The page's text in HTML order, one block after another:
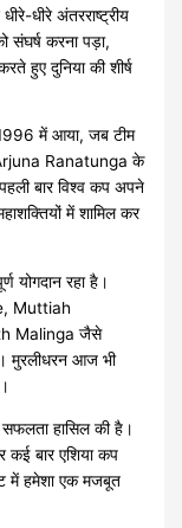
धीरे अंतरराष्ट्रीय
संघर्ष करना पड़ा,
हुए दुनिया की शीर्ष
में आया, जब टीम
Ranatunga के
बार विश्व कप अपने
में शामिल कर
योगदान रहा है।
Muttiah
Malinga जैसे
मुरलीधरन आज भी
सफलता हासिल की है।
बार एशिया कप
में हमेशा एक मजबूत